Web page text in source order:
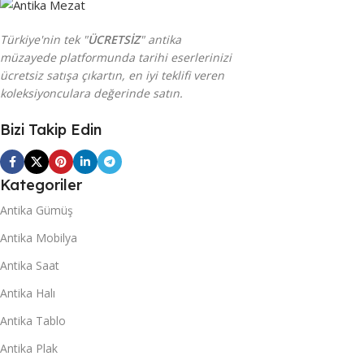
Türkiye'nin tek "ÜCRETSİZ" antika
müzayede platformunda tarihi eserlerinizi
ücretsiz satışa çıkartın, en iyi teklifi veren
koleksiyonculara değerinde satın.
Bizi Takip Edin
Kategoriler
Antika Gümüş
Antika Mobilya
Antika Saat
Antika Halı
Antika Tablo
Antika Plak